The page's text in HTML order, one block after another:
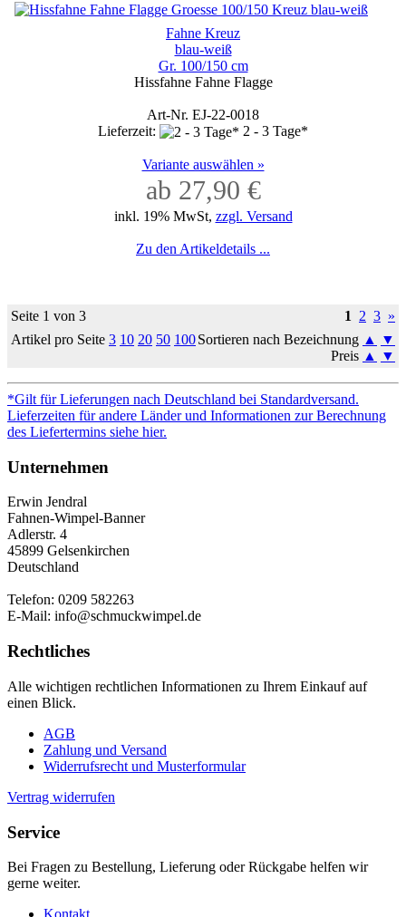
Fahne Kreuz
blau-weiß
Gr. 100/150 cm
Hissfahne Fahne Flagge
Art-Nr. EJ-22-0018
Lieferzeit:
2 - 3 Tage*
Variante auswählen »
ab 27,90 €
inkl. 19% MwSt, zzgl. Versand
Zu den Artikeldetails ...
Seite 1 von 3 1 2 3 »
Artikel pro Seite 3 10 20 50 100Sortieren nach Bezeichnung ▲
▼
Preis ▲ ▼
*Gilt für Lieferungen nach Deutschland bei Standardversand.
Lieferzeiten für andere Länder und Informationen zur Berechnung
des Liefertermins siehe hier.
Unternehmen
Erwin Jendral
Fahnen-Wimpel-Banner
Adlerstr. 4
45899 Gelsenkirchen
Deutschland
Telefon: 0209 582263
E-Mail: info@schmuckwimpel.de
Rechtliches
Alle wichtigen rechtlichen Informationen zu Ihrem Einkauf auf
einen Blick.
AGB
Zahlung und Versand
Widerrufsrecht und Musterformular
Vertrag widerrufen
Service
Bei Fragen zu Bestellung, Lieferung oder Rückgabe helfen wir
gerne weiter.